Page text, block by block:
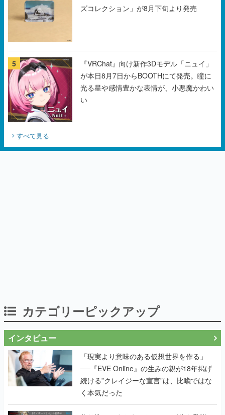
ズコレクション」が8月下旬より発売
5
『VRChat』向け新作3Dモデル「ニュイ」
が本日8月7日からBOOTHにて発売。瞳に
光る星や感情豊かな表情が、小悪魔かわい
い
すべて見る
カテゴリーピックアップ
インタビュー
「現実より意味のある仮想世界を作る」
──『EVE Online』の生みの親が18年掲げ
続ける”クレイジーな宣言”は、比喩ではな
く本気だった